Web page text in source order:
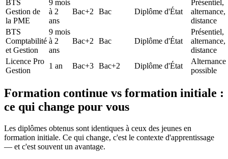
BTS
Gestion de
la PME
9 mois
à 2
ans
Bac+2 Bac Diplôme d'État
Présentiel,
alternance,
distance
BTS
Comptabilité
et Gestion
9 mois
à 2
ans
Bac+2 Bac Diplôme d'État
Présentiel,
alternance,
distance
Licence Pro
Gestion
1 an Bac+3 Bac+2 Diplôme d'État
Alternance
possible
Formation continue vs formation initiale :
ce qui change pour vous
Les diplômes obtenus sont identiques à ceux des jeunes en
formation initiale. Ce qui change, c'est le contexte d'apprentissage
— et c'est souvent un avantage.